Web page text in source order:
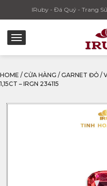
IRuby - Đá Quý - Trang
HOME / CỬA HÀNG / GARNET ĐỎ /
1,15CT – IRGN 234115